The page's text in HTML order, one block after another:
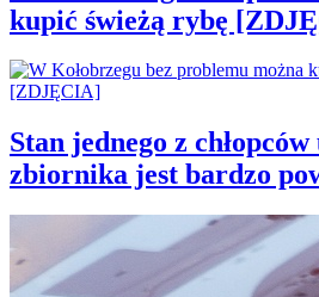
kupić świeżą rybę
Stan jednego z
zbiornika jest bardzo